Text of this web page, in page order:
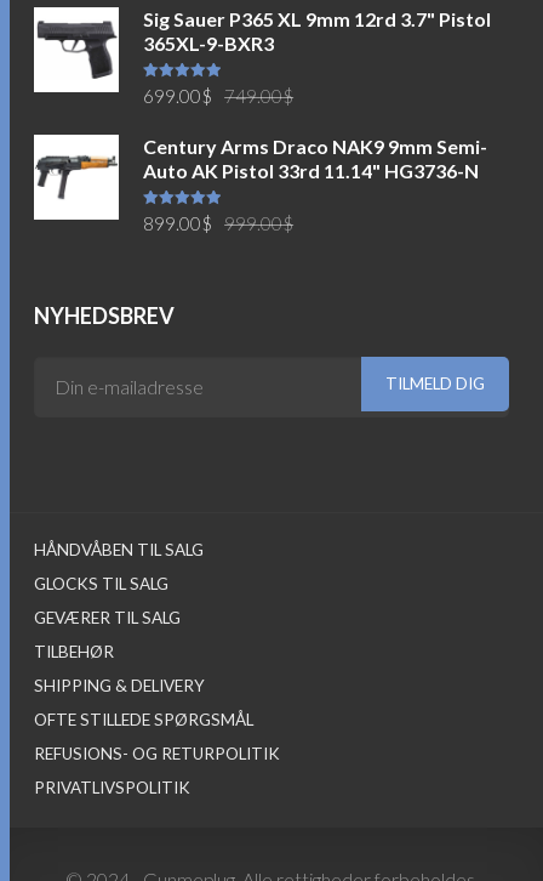
Sig Sauer P365 XL 9mm 12rd 3.7" Pistol
365XL-9-BXR3
Vurderet
5.00ud af
749.00$
pris
var:
699.00$
pris
er:
Century Arms Draco NAK9 9mm Semi-
Auto AK Pistol 33rd 11.14" HG3736-N
Vurderet
5.00ud af
999.00$
899.00$
NYHEDSBREV
HÅNDVÅBEN TIL SALG
GLOCKS TIL SALG
GEVÆRER TIL SALG
TILBEHØR
SHIPPING & DELIVERY
OFTE STILLEDE SPØRGSMÅL
REFUSIONS- OG RETURPOLITIK
PRIVATLIVSPOLITIK